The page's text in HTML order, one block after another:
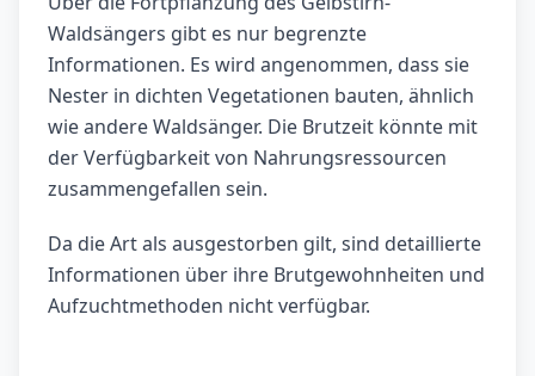
Waldsängers gibt es nur begrenzte
Informationen. Es wird angenommen, dass sie
Nester in dichten Vegetationen bauten, ähnlich
wie andere Waldsänger. Die Brutzeit könnte mit
der Verfügbarkeit von Nahrungsressourcen
zusammengefallen sein.
Da die Art als ausgestorben gilt, sind detaillierte
Informationen über ihre Brutgewohnheiten und
Aufzuchtmethoden nicht verfügbar.